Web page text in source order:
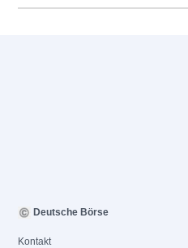
Deutsche Börse
Kontakt